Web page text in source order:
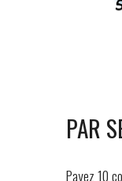
PAR
Payez 10